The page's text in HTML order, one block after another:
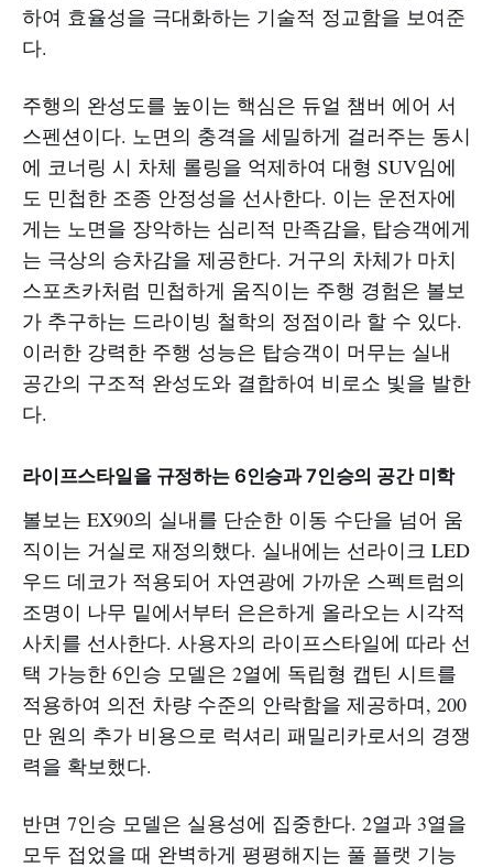
하여 효율성을 극대화하는 기술적 정교함을 보여준
다.
주행의 완성도를 높이는 핵심은 듀얼 챔버 에어 서
스펜션이다. 노면의 충격을 세밀하게 걸러주는 동시
에 코너링 시 차체 롤링을 억제하여 대형 SUV임에
도 민첩한 조종 안정성을 선사한다. 이는 운전자에
게는 노면을 장악하는 심리적 만족감을, 탑승객에게
는 극상의 승차감을 제공한다. 거구의 차체가 마치
스포츠카처럼 민첩하게 움직이는 주행 경험은 볼보
가 추구하는 드라이빙 철학의 정점이라 할 수 있다.
이러한 강력한 주행 성능은 탑승객이 머무는 실내
공간의 구조적 완성도와 결합하여 비로소 빛을 발한
다.
라이프스타일을 규정하는 6인승과 7인승의 공간 미학
볼보는 EX90의 실내를 단순한 이동 수단을 넘어 움
직이는 거실로 재정의했다. 실내에는 선라이크 LED
우드 데코가 적용되어 자연광에 가까운 스펙트럼의
조명이 나무 밑에서부터 은은하게 올라오는 시각적
사치를 선사한다. 사용자의 라이프스타일에 따라 선
택 가능한 6인승 모델은 2열에 독립형 캡틴 시트를
적용하여 의전 차량 수준의 안락함을 제공하며, 200
만 원의 추가 비용으로 럭셔리 패밀리카로서의 경쟁
력을 확보했다.
반면 7인승 모델은 실용성에 집중한다. 2열과 3열을
모두 접었을 때 완벽하게 평평해지는 풀 플랫 기능